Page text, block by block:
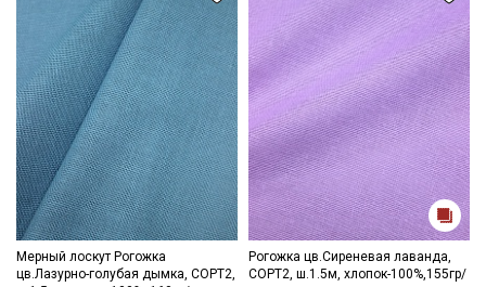
Мерный лоскут Рогожка
цв.Лазурно-голубая дымка, СОРТ2,
Рогожка цв.Сиреневая лаванда,
СОРТ2, ш.1.5м, хлопок-100%,155гр/